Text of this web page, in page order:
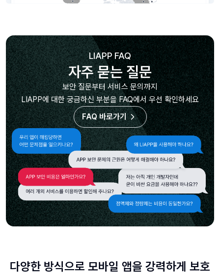
LIAPP FAQ
자주 묻는 질문
보안 질문부터 서비스 문의까지
LIAPP에 대한 궁금하신 부분을 FAQ에서 우선 확인하세요
FAQ 바로가기
다양한 방식으로 모바일 앱을 강력하게 보호